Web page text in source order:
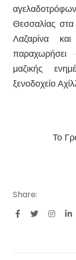
Θεσσαλίας στα
Λαζαρίνα
μαζικής
ξενοδοχείο
Το
Share: